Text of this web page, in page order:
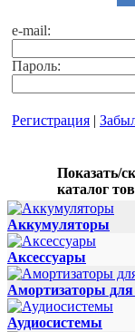
e-mail:
Пароль:
Регистрация |
Показать/
каталог
Аккумуляторы
Аксессуары
Амортизаторы
Аудиосистемы